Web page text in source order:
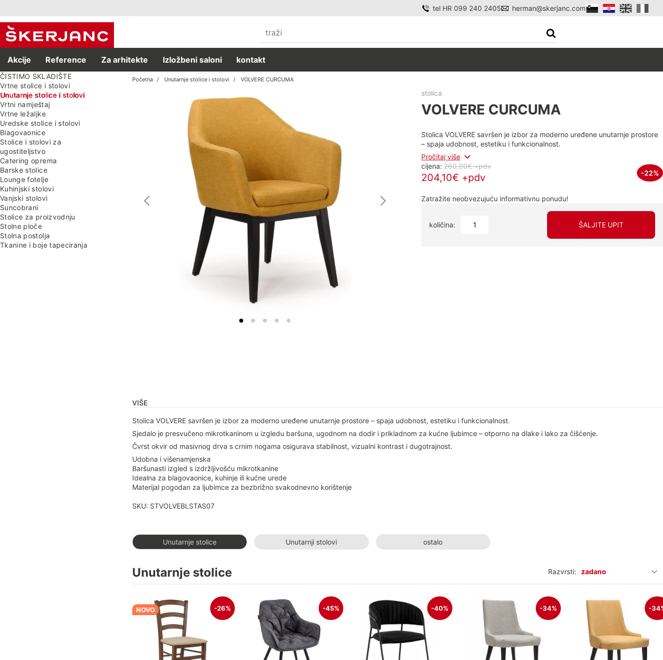
tel HR 099 240 2405 herman@skerjanc.com
Akcije Reference Za arhitekte Izložbeni saloni kontakt
ČISTIMO SKLADIŠTE
Vrtne stolice i stolovi
Unutarnje stolice i stolovi
Vrtni namještaj
Vrtne ležaljke
Uredske stolice i stolovi
Blagovaonice
Stolice i stolovi za
ugostiteljstvo
Catering oprema
Barske stolice
Lounge fotelje
Kuhinjski stolovi
Vanjski stolovi
Suncobrani
Stolice za proizvodnju
Stolne ploče
Stolna postolja
Tkanine i boje tapeciranja
Početna Unutarnje stolice i stolovi VOLVERE CURCUMA
stolica
VOLVERE CURCUMA
Stolica VOLVERE savršen je izbor za moderno uređene unutarnje prostore
– spaja udobnost, estetiku i funkcionalnost.
Pročitaj više
cijena:260,00€ +pdv
204,10€ +pdv -22%
Zatražite neobvezujuću informativnu ponudu!
količina: ŠALJITE UPIT
VIŠE
Stolica VOLVERE savršen je izbor za moderno uređene unutarnje prostore – spaja udobnost, estetiku i funkcionalnost.
Sjedalo je presvučeno mikrotkaninom u izgledu baršuna, ugodnom na dodir i prikladnom za kućne ljubimce – otporno na dlake i lako za čišćenje.
Čvrst okvir od masivnog drva s crnim nogama osigurava stabilnost, vizualni kontrast i dugotrajnost.
Udobna i višenamjenska
Baršunasti izgled s izdržljivošću mikrotkanine
Idealna za blagovaonice, kuhinje ili kućne urede
Materijal pogodan za ljubimce za bezbrižno svakodnevno korištenje
SKU: STVOLVEBLSTAS07
Unutarnje stolice Unutarnji stolovi ostalo
Razvrsti: zadano
Unutarnje stolice
NOVO -26% -45% -40% -34% -